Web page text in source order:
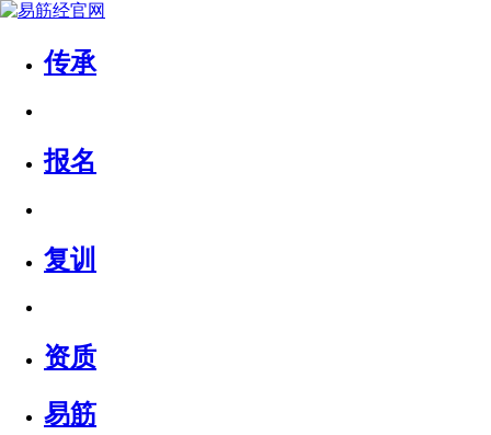
传承
报名
复训
资质
易筋